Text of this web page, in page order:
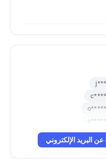
البريد الإلكتروني